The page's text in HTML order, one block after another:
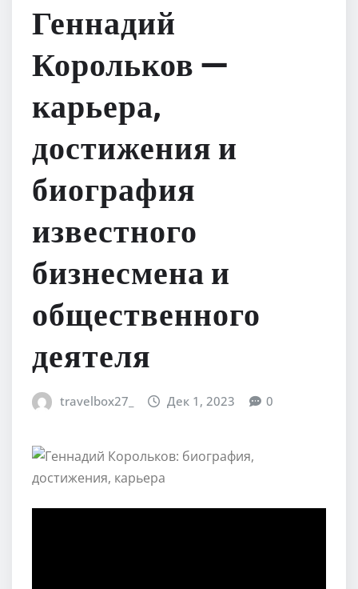
Геннадий
Корольков —
карьера,
достижения и
биография
известного
бизнесмена и
общественного
деятеля
travelbox27_ Дек 1, 2023 0